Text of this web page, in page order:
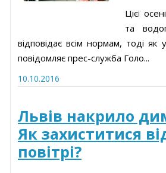
Цієї
та
відповідає всім нормам, тоді
повідомляє прес-служба Голо...
10.10.2016
Львів накрило
Як захиститися
повітрі?